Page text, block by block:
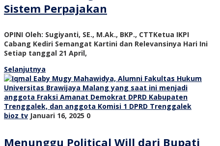
Sistem Perpajakan
OPINI Oleh: Sugiyanti, SE., M.Ak., BKP., CTTKetua IKPI
Cabang Kediri Semangat Kartini dan Relevansinya Hari Ini
Setiap tanggal 21 April,
Selanjutnya
bioz tv Januari 16, 2025 0
Menunggu Political Will dari Bupati